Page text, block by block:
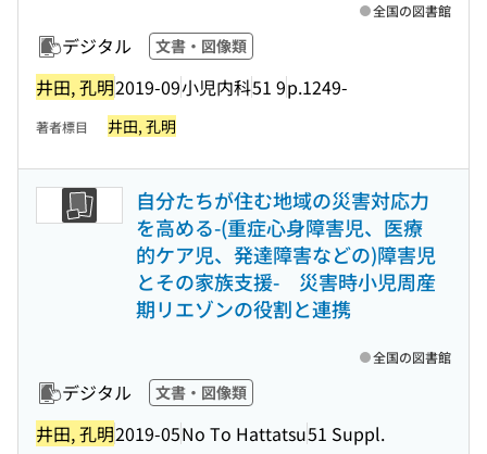
デジタル 文書・図像類
井田, 孔明2019-09小児内科51 9p.1249-
全国の図書館
著者標目 井田, 孔明
自分たちが住む地域の災害対応力
を高める-(重症心身障害児、医療
的ケア児、発達障害などの)障害児
とその家族支援- 災害時小児周産
期リエゾンの役割と連携
デジタル 文書・図像類
井田, 孔明2019-05No To Hattatsu51 Suppl.
全国の図書館